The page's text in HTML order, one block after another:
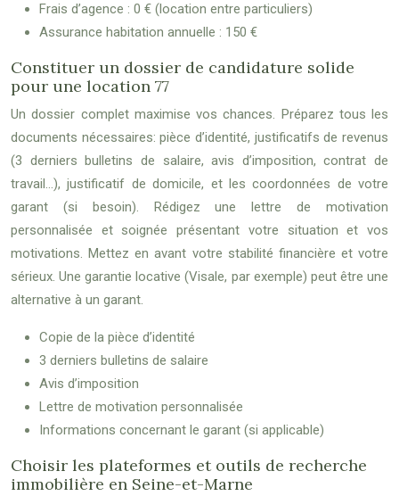
Frais d’agence : 0 € (location entre particuliers)
Assurance habitation annuelle : 150 €
Constituer un dossier de candidature solide
pour une location 77
Un dossier complet maximise vos chances. Préparez tous les
documents nécessaires: pièce d’identité, justificatifs de revenus
(3 derniers bulletins de salaire, avis d’imposition, contrat de
travail…), justificatif de domicile, et les coordonnées de votre
garant (si besoin). Rédigez une lettre de motivation
personnalisée et soignée présentant votre situation et vos
motivations. Mettez en avant votre stabilité financière et votre
sérieux. Une garantie locative (Visale, par exemple) peut être une
alternative à un garant.
Copie de la pièce d’identité
3 derniers bulletins de salaire
Avis d’imposition
Lettre de motivation personnalisée
Informations concernant le garant (si applicable)
Choisir les plateformes et outils de recherche
immobilière en Seine-et-Marne